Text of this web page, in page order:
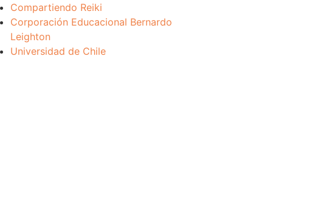
Compartiendo Reiki
Corporación Educacional Bernardo
Leighton
Universidad de Chile